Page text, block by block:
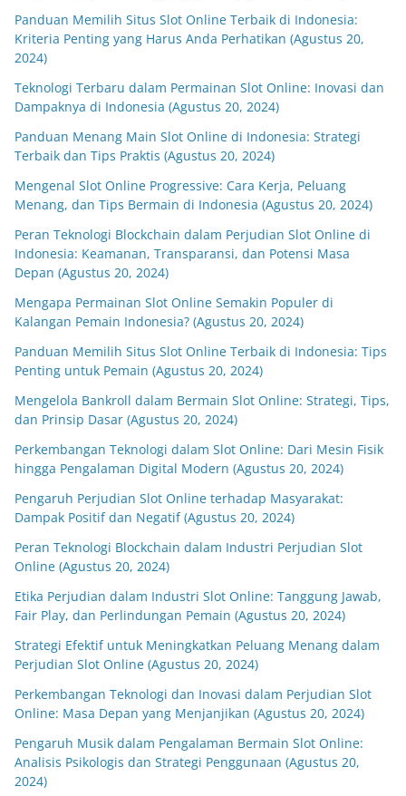
Panduan Memilih Situs Slot Online Terbaik di Indonesia:
Kriteria Penting yang Harus Anda Perhatikan (Agustus 20,
2024)
Teknologi Terbaru dalam Permainan Slot Online: Inovasi dan
Dampaknya di Indonesia (Agustus 20, 2024)
Panduan Menang Main Slot Online di Indonesia: Strategi
Terbaik dan Tips Praktis (Agustus 20, 2024)
Mengenal Slot Online Progressive: Cara Kerja, Peluang
Menang, dan Tips Bermain di Indonesia (Agustus 20, 2024)
Peran Teknologi Blockchain dalam Perjudian Slot Online di
Indonesia: Keamanan, Transparansi, dan Potensi Masa
Depan (Agustus 20, 2024)
Mengapa Permainan Slot Online Semakin Populer di
Kalangan Pemain Indonesia? (Agustus 20, 2024)
Panduan Memilih Situs Slot Online Terbaik di Indonesia: Tips
Penting untuk Pemain (Agustus 20, 2024)
Mengelola Bankroll dalam Bermain Slot Online: Strategi, Tips,
dan Prinsip Dasar (Agustus 20, 2024)
Perkembangan Teknologi dalam Slot Online: Dari Mesin Fisik
hingga Pengalaman Digital Modern (Agustus 20, 2024)
Pengaruh Perjudian Slot Online terhadap Masyarakat:
Dampak Positif dan Negatif (Agustus 20, 2024)
Peran Teknologi Blockchain dalam Industri Perjudian Slot
Online (Agustus 20, 2024)
Etika Perjudian dalam Industri Slot Online: Tanggung Jawab,
Fair Play, dan Perlindungan Pemain (Agustus 20, 2024)
Strategi Efektif untuk Meningkatkan Peluang Menang dalam
Perjudian Slot Online (Agustus 20, 2024)
Perkembangan Teknologi dan Inovasi dalam Perjudian Slot
Online: Masa Depan yang Menjanjikan (Agustus 20, 2024)
Pengaruh Musik dalam Pengalaman Bermain Slot Online:
Analisis Psikologis dan Strategi Penggunaan (Agustus 20,
2024)